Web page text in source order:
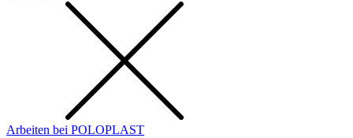
Arbeiten bei POLOPLAST